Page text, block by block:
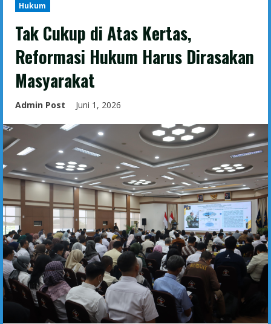
Hukum
Tak Cukup di Atas Kertas,
Reformasi Hukum Harus Dirasakan
Masyarakat
Admin Post Juni 1, 2026